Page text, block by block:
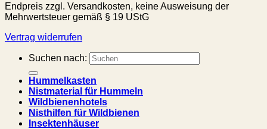
Endpreis zzgl. Versandkosten, keine Ausweisung der
Mehrwertsteuer gemäß § 19 UStG
Vertrag widerrufen
Suchen nach:
Hummelkasten
Nistmaterial für Hummeln
Wildbienenhotels
Nisthilfen für Wildbienen
Insektenhäuser